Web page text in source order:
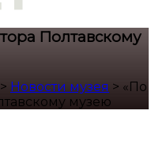
Полтавскому
> Новости музея > «По
музею